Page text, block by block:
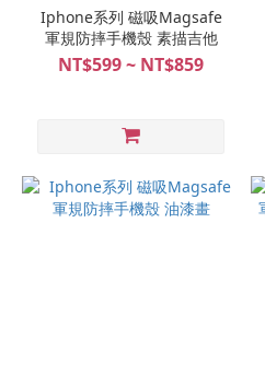
Iphone系列 磁吸Magsafe
軍規防摔手機殼 素描吉他
NT$599 ~ NT$859